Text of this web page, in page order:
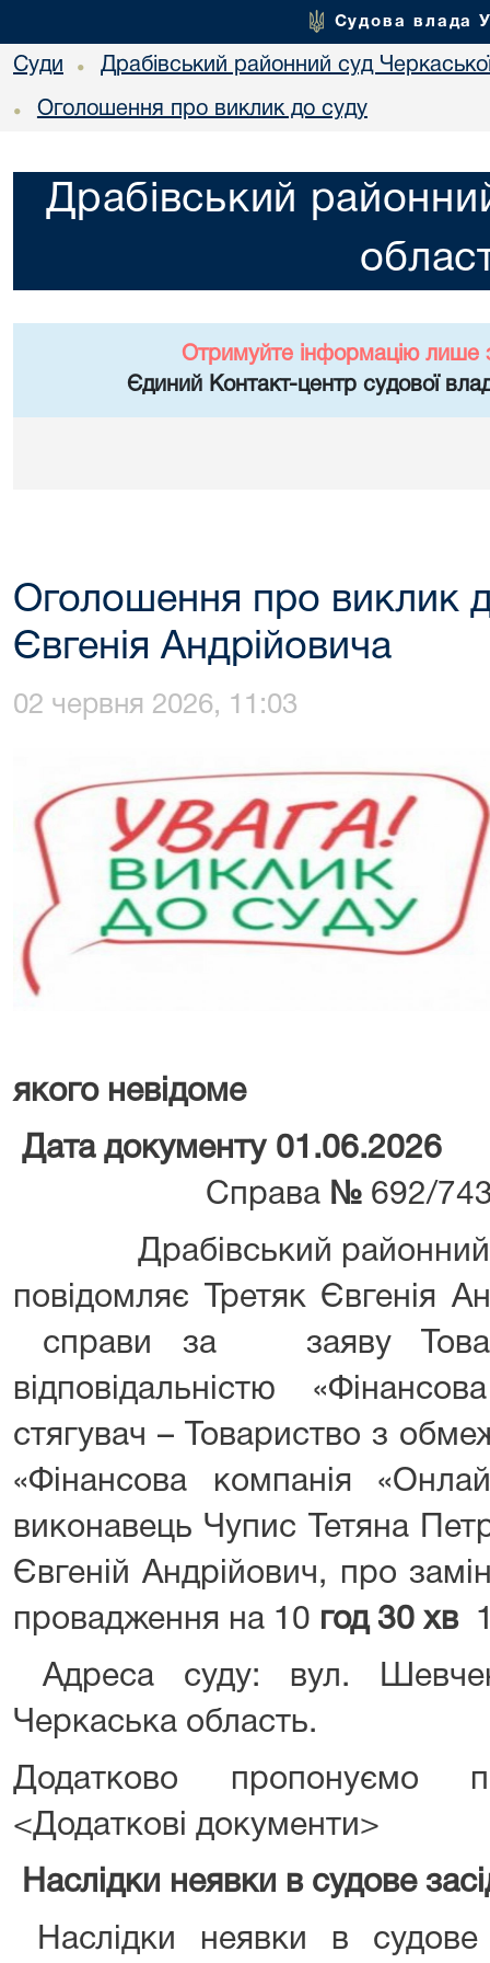
Судова влада
Суди • Драбівський районний суд
• Оголошення про виклик до суду
Драбівський
Отримуйте інформацію лише
Єдиний Контакт-центр судової
Оголошення про виклик
Євгенія Андрійовича
02 червня 2026, 11:03
якого невідоме
Дата документу 01 .06.2026
Справа № 692/
Драбівський районний
повідомляє Третяк Євгенія
справи за заяву
відповідальністю
стягувач – Товариство з
«Фінансова компанія
виконавець Чупис Тетяна
Євгеній Андрійович, про
провадження на 10 год 30 хв
Адреса суду: вул.
Черкаська область.
Додатково пропонуємо
<Додаткові документи>
Наслідки неявки в судове
Наслідки неявки в